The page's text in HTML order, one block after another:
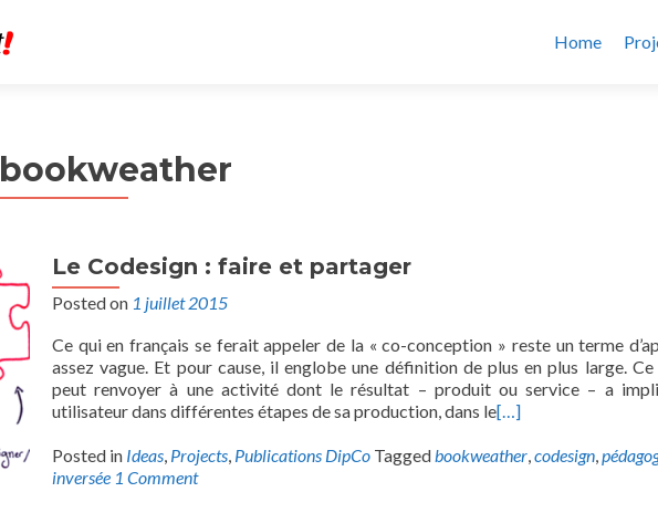
Home
bookweather
Le Codesign : faire et partager
Posted on 1 juillet 2015
Ce qui en français se ferait appeler de la « co-conception » reste un terme
assez vague. Et pour cause, il englobe une définition de plus en plus large.
peut renvoyer à une activité dont le résultat – produit ou service – a
utilisateur dans différentes étapes de sa production, dans le[…]
Posted in Ideas, Projects, Publications DipCo Taggedbookweather,codesign,
inversée 1 Comment